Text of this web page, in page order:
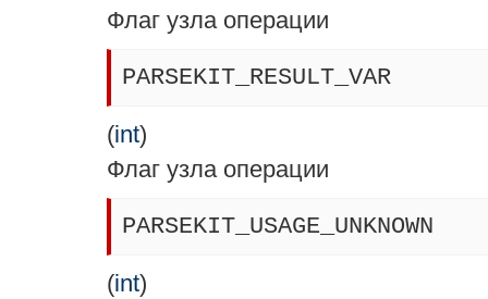
Флаг узла операции
PARSEKIT_RESULT_VAR
(int)
Флаг узла операции
PARSEKIT_USAGE_UNKNOWN
(int)